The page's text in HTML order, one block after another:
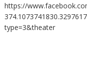
https://
type=3&theater